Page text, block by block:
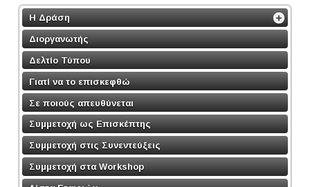
Η Δράση
Διοργανωτής
Δελτίο Τύπου
Γιατί να το επισκεφθώ
Σε ποιούς απευθύνεται
Συμμετοχή ως Επισκέπτης
Συμμετοχή στις Συνεντεύξεις
Συμμετοχή στα Workshop